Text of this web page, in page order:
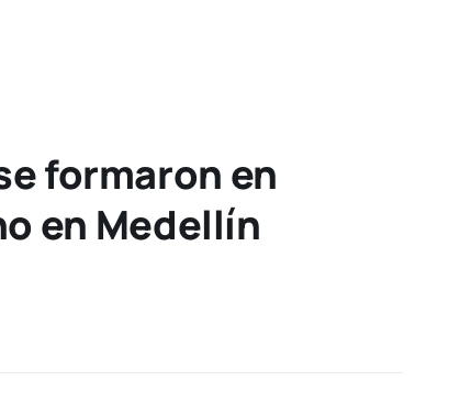
formaron en
en Medellín